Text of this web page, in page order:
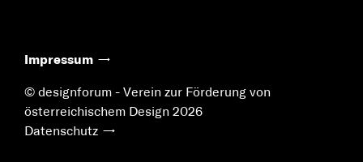
Impressum
© designforum - Verein zur Förderung von
österreichischem Design 2026
Datenschutz